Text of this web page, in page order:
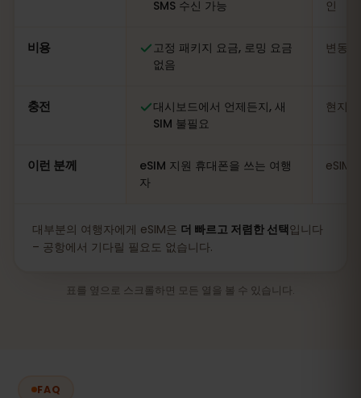
SMS 수신 가능 인
비용
고정 패키지 요금, 로밍 요금
없음
변동
충전
대시보드에서 언제든지, 새
SIM 불필요
현지
이런 분께
eSIM 지원 휴대폰을 쓰는 여행
자
eSIM
대부분의 여행자에게 eSIM은 더 빠르고 저렴한 선택입니다
– 공항에서 기다릴 필요도 없습니다.
표를 옆으로 스크롤하면 모든 열을 볼 수 있습니다.
FAQ